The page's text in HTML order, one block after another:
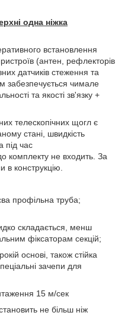
одна ніжка
встановлення
(антен, рефлекторів
датчиків стеження та
забезпечується чимале
та якості зв'язку +
телескопічних щогл є
стані, швидкість
під час
комплекту не входить. За
конструкцію.
профільна труба;
складається, менш
фіксаторам секцій;
основі, також стійка
зачепи для
15 м/сек
не більш ніж